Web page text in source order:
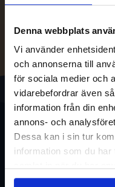
Denna webbplats
Vi använder
och annonserna till
för sociala medier och
vidarebefordrar även
information från din
annons- och
Dessa kan i sin tur
information som du